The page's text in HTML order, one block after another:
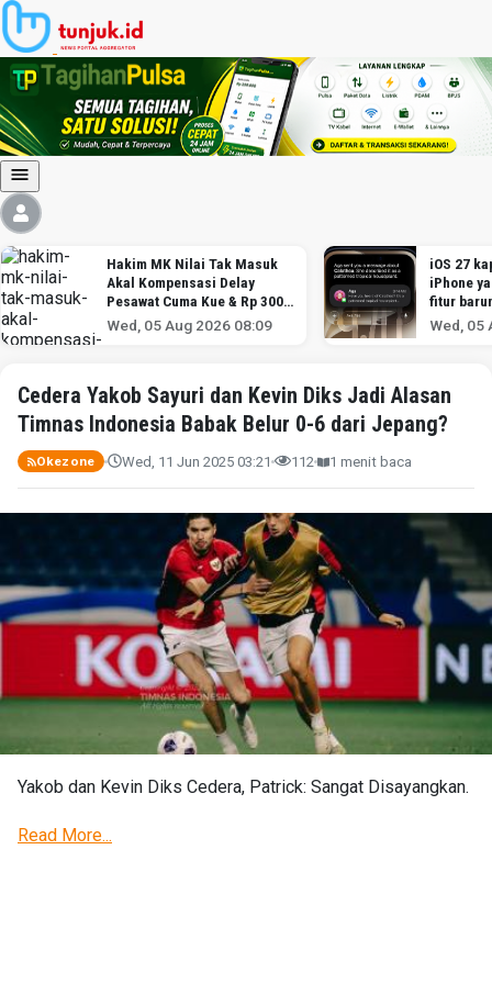
Hakim MK Nilai Tak Masuk
Akal Kompensasi Delay
Pesawat Cuma Kue & Rp 300
Ribu
Wed, 05 Aug 2026 08:09
iOS 27
iPhone
fitur
Wed, 05
Cedera Yakob Sayuri dan Kevin Diks Jadi Alasan
Timnas Indonesia Babak Belur 0-6 dari Jepang?
Okezone Wed, 11 Jun 2025 03:21 112 1 menit baca
Yakob dan Kevin Diks Cedera, Patrick: Sangat Disayangkan.
Read More...